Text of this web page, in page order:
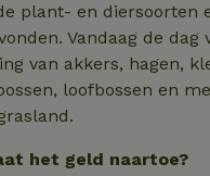
plant- en diersoorten
Vandaag de dag
van akkers, hagen,
loofbossen en
het geld naartoe?